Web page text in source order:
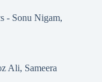
- Sonu Nigam,
Ali, Sameera